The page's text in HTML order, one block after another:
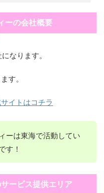
ーの会社概要
なります。
す。
イトはコチラ
ーは東海で活動してい
す！
ービス提供エリア